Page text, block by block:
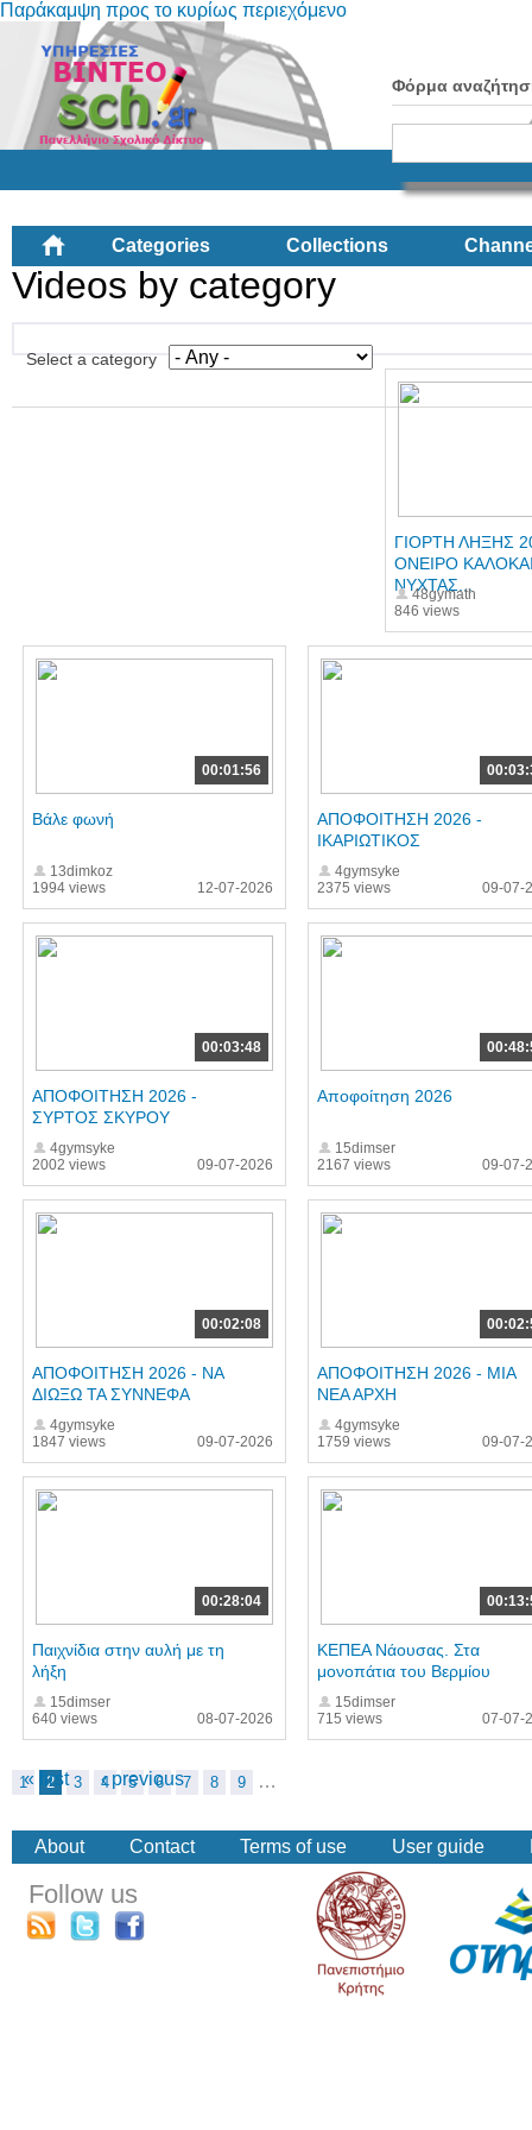
Παράκαμψη προς το κυρίως περιεχόμενο
Φόρμα
Categories Collections
Videos by category
Select a category
846 views
ΓΙΟΡΤΗ ΛΗΞΗΣ
ΟΝΕΙΡΟ
ΝΥΧΤΑΣ...
48gymath
00:01:56
1994 views
Βάλε φωνή
13dimkoz
12-07-2026
2375 views
ΑΠΟΦΟΙΤΗΣΗ 2026 -
ΙΚΑΡΙΩΤΙΚΟΣ
4gymsyke
09-07-
00:03:48
2002 views
ΑΠΟΦΟΙΤΗΣΗ 2026 -
ΣΥΡΤΟΣ ΣΚΥΡΟΥ
4gymsyke
09-07-2026
2167 views
Αποφοίτηση 2026
15dimser
09-07-
00:02:08
1847 views
ΑΠΟΦΟΙΤΗΣΗ 2026 - ΝΑ
ΔΙΩΞΩ ΤΑ ΣΥΝΝΕΦΑ
4gymsyke
09-07-2026
1759 views
ΑΠΟΦΟΙΤΗΣΗ 2026 - ΜΙΑ
ΝΕΑ ΑΡΧΗ
4gymsyke
09-07-
00:28:04
640 views
Παιχνίδια στην αυλή με τη
λήξη
15dimser
08-07-2026
715 views
ΚΕΠΕΑ Νάουσας. Στα
μονοπάτια του Βερμίου
15dimser
07-07-
« first ‹ previous
1 2 3 4 5 6 7 8 9 …
About Contact Terms of use User guide
Follow us